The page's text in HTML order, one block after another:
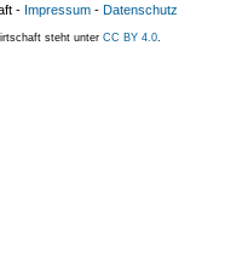
- Impressum - Datenschutz
steht unter CC BY 4.0